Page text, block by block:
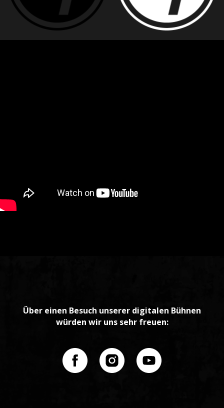
Über einen Besuch unserer digitalen Bühnen
würden wir uns sehr freuen: